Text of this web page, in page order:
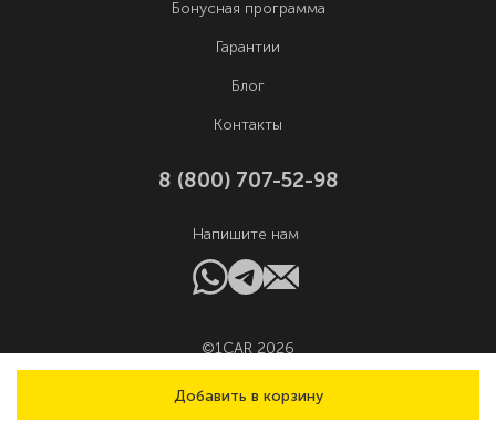
Добавить в корзину
Бонусная программа
Гарантии
Блог
Контакты
8 (800) 707-52-98
Напишите нам
©1CAR 2026
Выбрать город